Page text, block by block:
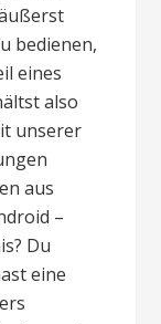
bedienen,
eines
also
unserer
aus
–
Du
eine